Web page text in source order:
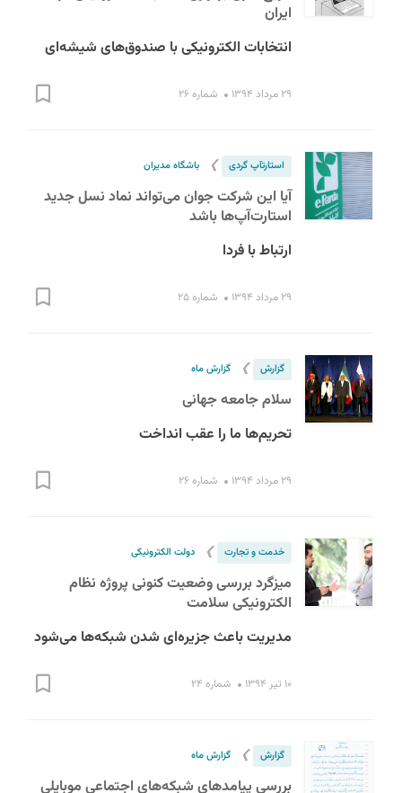
ایران
انتخابات الکترونیکی با صندوق‌های شیشه‌ای
۲۹ مرداد ۱۳۹۴ شماره ۲۶
استارت‎آپ گردی ❯ باشگاه مدیران
آیا این شرکت جوان می‌تواند نماد نسل جدید
استارت‌آپ‌ها باشد
ارتباط با فردا
۲۹ مرداد ۱۳۹۴ شماره ۲۵
گزارش ❯ گزارش ماه
سلام جامعه جهانی
تحریم‌ها ما را عقب انداخت
۲۹ مرداد ۱۳۹۴ شماره ۲۶
خدمت و تجارت ❯ دولت الکترونیکی
میزگرد بررسی وضعیت کنونی پروژه نظام
الکترونیکی سلامت
مدیریت باعث جزیره‌ای شدن شبکه‌ها می‌شود
۱۰ تیر ۱۳۹۴ شماره ۲۴
گزارش ❯ گزارش ماه
بررسی پیامدهای شبکه‌های اجتماعی موبایلی